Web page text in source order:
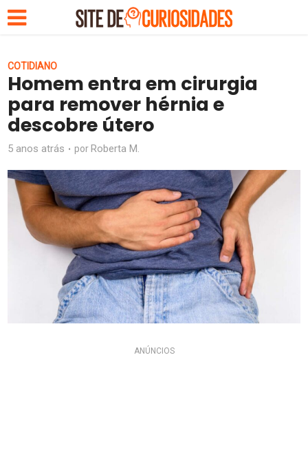
COTIDIANO
Homem entra em cirurgia
para remover hérnia e
descobre útero
5 anos atrás por Roberta M.
ANÚNCIOS